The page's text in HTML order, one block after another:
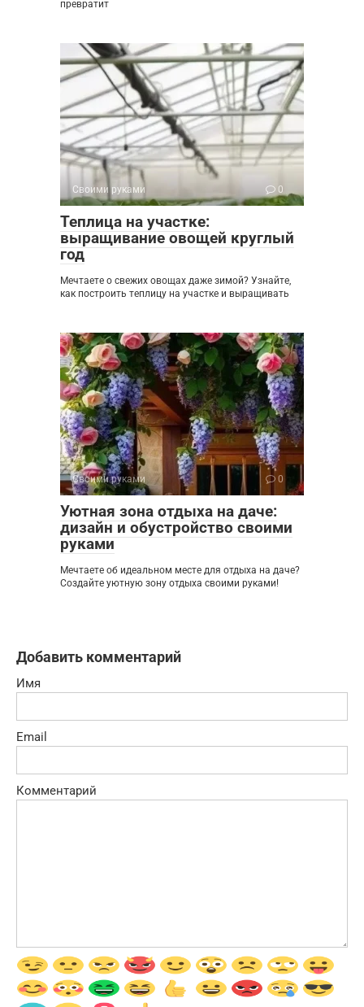
превратит
Своими руками 0
Теплица на участке:
выращивание овощей круглый
год
Мечтаете о свежих овощах даже зимой? Узнайте,
как построить теплицу на участке и выращивать
Своими руками 0
Уютная зона отдыха на даче:
дизайн и обустройство своими
руками
Мечтаете об идеальном месте для отдыха на даче?
Создайте уютную зону отдыха своими руками!
Добавить комментарий
Имя
Email
Комментарий